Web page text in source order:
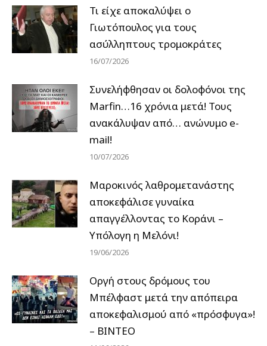
Τι είχε αποκαλύψει ο
Γιωτόπουλος για τους
ασύλληπτους τρομοκράτες
16/07/2026
Συνελήφθησαν οι δολοφόνοι της
Marfin…16 χρόνια μετά! Τους
ανακάλυψαν από… ανώνυμο e-
mail!
10/07/2026
Μαροκινός λαθρομετανάστης
αποκεφάλισε γυναίκα
απαγγέλλοντας το Κοράνι –
Υπόλογη η Μελόνι!
19/06/2026
Οργή στους δρόμους του
Μπέλφαστ μετά την απόπειρα
αποκεφαλισμού από «πρόσφυγα»!
– ΒΙΝΤΕΟ